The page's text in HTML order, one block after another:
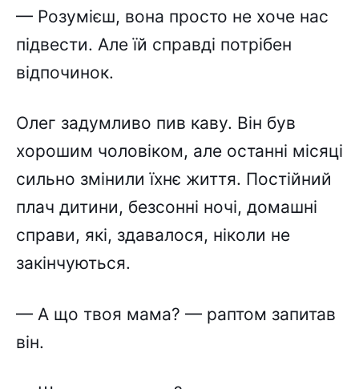
— Розумієш, вона просто не хоче нас
підвести. Але їй справді потрібен
відпочинок.
Олег задумливо пив каву. Він був
хорошим чоловіком, але останні місяці
сильно змінили їхнє життя. Постійний
плач дитини, безсонні ночі, домашні
справи, які, здавалося, ніколи не
закінчуються.
— А що твоя мама? — раптом запитав
він.